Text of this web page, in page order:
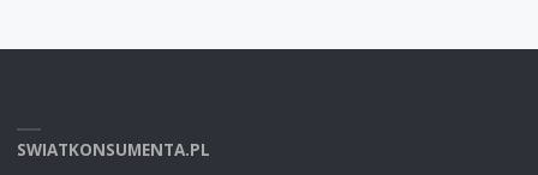
SWIATKONSUMENTA.PL